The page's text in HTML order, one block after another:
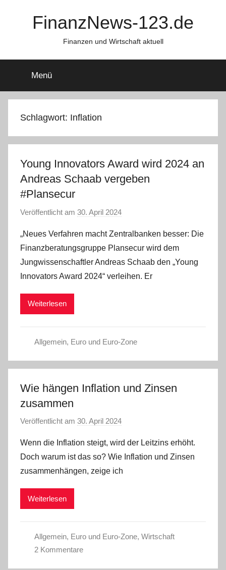
FinanzNews-123.de
Finanzen und Wirtschaft aktuell
Menü
Schlagwort: Inflation
Young Innovators Award wird 2024 an
Andreas Schaab vergeben
#Plansecur
Veröffentlicht am 30. April 2024
n
a
d
m
„Neues Verfahren macht Zentralbanken besser: Die
Finanzberatungsgruppe Plansecur wird dem
Jungwissenschaftler Andreas Schaab den „Young
Innovators Award 2024“ verleihen. Er
Weiterlesen
Allgemein, Euro und Euro-Zone
Wie hängen Inflation und Zinsen
zusammen
Veröffentlicht am 30. April 2024
n
a
d
Wenn die Inflation steigt, wird der Leitzins erhöht.
Doch warum ist das so? Wie Inflation und Zinsen
zusammenhängen, zeige ich
Weiterlesen
Allgemein, Euro und Euro-Zone, Wirtschaft
2 Kommentare